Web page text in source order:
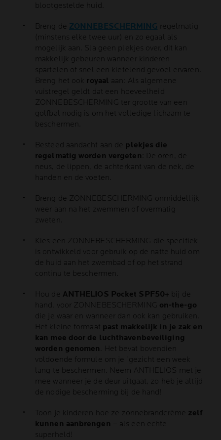
blootgestelde huid.
Breng de ZONNEBESCHERMING regelmatig
(minstens elke twee uur) en zo egaal als
mogelijk aan. Sla geen plekjes over, dit kan
makkelijk gebeuren wanneer kinderen
spartelen of snel een kietelend gevoel ervaren.
Breng het ook royaal aan: Als algemene
vuistregel geldt dat een hoeveelheid
ZONNEBESCHERMING ter grootte van een
golfbal nodig is om het volledige lichaam te
beschermen.
Besteed aandacht aan de plekjes die
regelmatig worden vergeten : De oren, de
neus, de lippen, de achterkant van de nek, de
handen en de voeten.
Breng de ZONNEBESCHERMING onmiddellijk
weer aan na het zwemmen of overmatig
zweten.
Kies een ZONNEBESCHERMING die specifiek
is ontwikkeld voor gebruik op de natte huid om
de huid aan het zwembad of op het strand
continu te beschermen.
Hou de ANTHELIOS Pocket SPF50+ bij de
hand, voor ZONNEBESCHERMING on-the-go
die je waar en wanneer dan ook kan gebruiken.
Het kleine formaat past makkelijk in je zak en
kan mee door de luchthavenbeveiliging
worden genomen
. Het bevat bovendien
voldoende formule om je ’gezicht een week
lang te beschermen. Neem ANTHELIOS met je
mee wanneer je de deur uitgaat, zo heb je altijd
de nodige bescherming bij de hand!
Toon je kinderen hoe ze zonnebrandcrème zelf
kunnen aanbrengen – als een echte
superheld!